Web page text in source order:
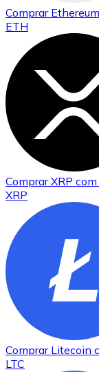
Comprar Ethereum
ETH
ComprarXRP
XRP
Comprar Litecoin
LTC